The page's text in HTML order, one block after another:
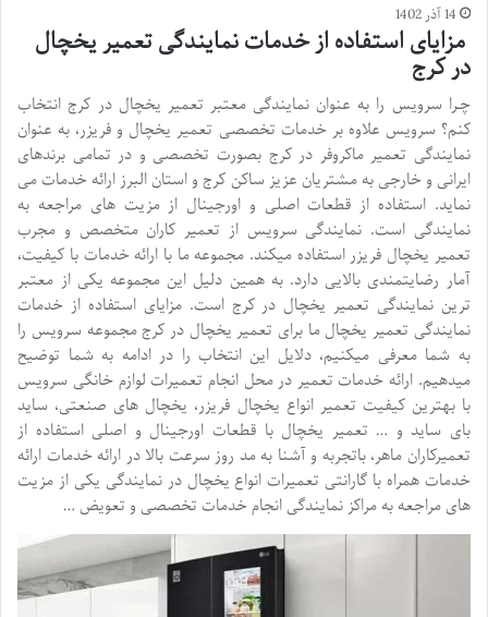
14 آذر 1402
مزایای استفاده از خدمات نمایندگی تعمیر یخچال
در کرج
چـرا سرویس را به عنوان نمایندگی معتبر تعمیر یخچال در کرج انتخاب
کنم؟ سرویس علاوه بر خدمات تخصصی تعمیر یخچال و فریزر، به عنوان
نمایندگی تعمیر ماکروفر در کرج بصورت تخصصی و در تمامی برندهای
ایرانی و خارجی به مشتریان عزیز ساکن کرج و استان البرز ارائه خدمات می
نماید. استفاده از قطعات اصلی و اورجینال از مزیت های مراجعه به
نمایندگی است. نمایندگی سرویس از تعمیر کاران متخصص و مجرب
تعمیر یخچال فریزر استفاده میکند. مجموعه ما با ارائه خدمات با کیفیت،
آمار رضایتمندی بالایی دارد. به همین دلیل این مجموعه یکی از معتبر
ترین نمایندگی تعمیر یخچال در کرج است. مزایای استفاده از خدمات
نمایندگی تعمیر یخچال ما برای تعمیر یخچال در کرج مجموعه سرویس را
به شما معرفی میکنیم، دلایل این انتخاب را در ادامه به شما توضیح
میدهیم. ارائه خدمات تعمیر در محل انجام تعمیرات لوازم خانگی سرویس
با بهترین کیفیت تعمیر انواع یخچال فریزر، یخچال های صنعتی، ساید
بای ساید و … تعمیر یخچال با قطعات اورجینال و اصلی استفاده از
تعمیرکاران ماهر، باتجربه و آشنا به مد روز سرعت بالا در ارائه خدمات ارائه
خدمات همراه با گارانتی تعمیرات انواع یخچال در نمایندگی یکی از مزیت
های مراجعه به مراکز نمایندگی انجام خدمات تخصصی و تعویض …